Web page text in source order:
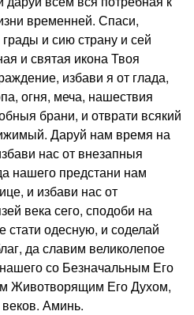
временней. Спаси,
и сию страну и сей
и святая икона Твоя
избави я от глада,
огня, меча, нашествия
брани, и отврати всякий
Даруй нам время на
нас от внезапныя
нашего предстани нам
и избави нас от
века сего, сподоби на
одесную, и соделай
да славим великолепое
со Безначальным Его
Животворящим Его Духом,
Аминь.